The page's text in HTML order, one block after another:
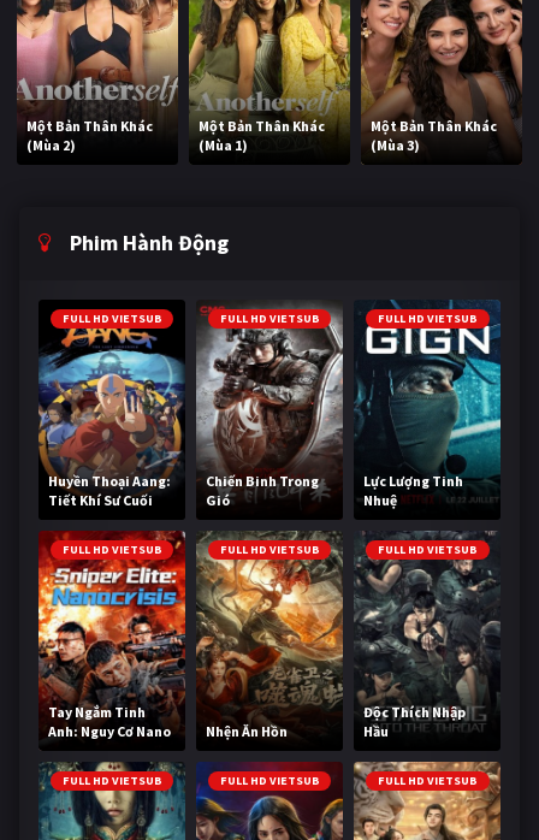
Một Bản Thân Khác
(Mùa 2)
Một Bản Thân Khác
(Mùa 1)
Một Bản Thân Khác
(Mùa 3)
Phim Hành Động
FULL HD VIETSUB
Huyền Thoại Aang:
Tiết Khí Sư Cuối
Cùng
FULL HD VIETSUB
Chiến Binh Trong
Gió
FULL HD VIETSUB
Lực Lượng Tinh
Nhuệ
FULL HD VIETSUB
Tay Ngắm Tinh
Anh: Nguy Cơ Nano
FULL HD VIETSUB
Nhện Ăn Hồn
FULL HD VIETSUB
Độc Thích Nhập
Hầu
FULL HD VIETSUB FULL HD VIETSUB FULL HD VIETSUB